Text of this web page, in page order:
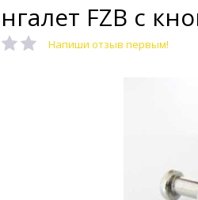
FZB с
Напиши отзыв первым!